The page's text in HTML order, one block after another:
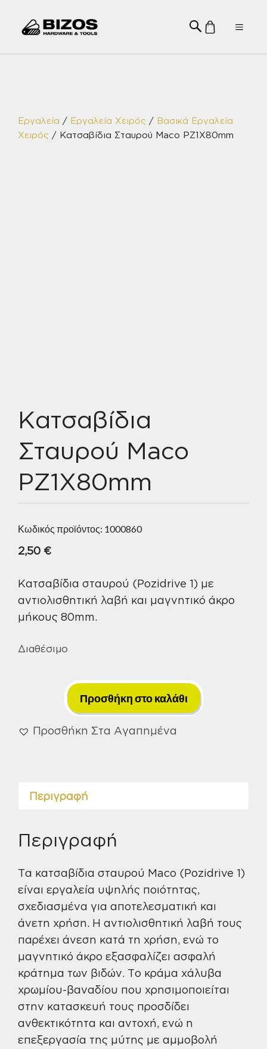
Menu
Εργαλεία / Εργαλεία Χειρός / Βασικά Εργαλεία
Χειρός / Κατσαβίδια Σταυρού Maco PZ1X80mm
Κατσαβίδια
Σταυρού Maco
PZ1X80mm
Κωδικός προϊόντος: 1000860
2,50 €
Κατσαβίδια σταυρού (Pozidrive 1) με
αντιολισθητική λαβή και μαγνητικό άκρο
μήκους 80mm.
Διαθέσιμο
Σταυρού
Maco
PZ1X80mm
Προσθήκη στο καλάθι
Προσθήκη Στα Αγαπημένα
Περιγραφή
Περιγραφή
Τα κατσαβίδια σταυρού Maco (Pozidrive 1)
είναι εργαλεία υψηλής ποιότητας,
σχεδιασμένα για αποτελεσματική και
άνετη χρήση. Η αντιολισθητική λαβή τους
παρέχει άνεση κατά τη χρήση, ενώ το
μαγνητικό άκρο εξασφαλίζει ασφαλή
κράτημα των βιδών. Το κράμα χάλυβα
χρωμίου-βαναδίου που χρησιμοποιείται
στην κατασκευή τους προσδίδει
ανθεκτικότητα και αντοχή, ενώ η
επεξεργασία της μύτης με αμμοβολή